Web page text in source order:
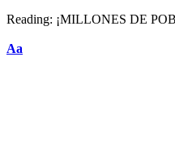
Reading: ¡MILLONES DE
Aa